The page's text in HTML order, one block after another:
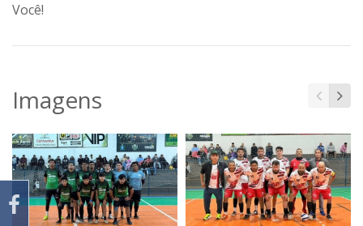
Você!
Imagens